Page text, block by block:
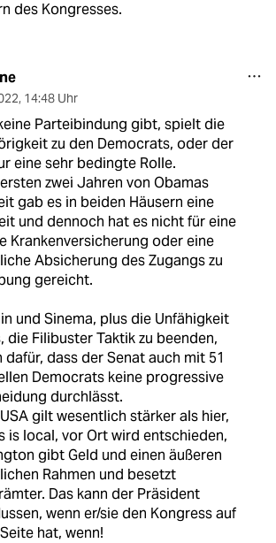
des Kongresses.
, 14:48 Uhr
Parteibindung gibt, spielt die
zu den Democrats, oder der
eine sehr bedingte Rolle.
zwei Jahren von Obamas
gab es in beiden Häusern eine
und dennoch hat es nicht für eine
Krankenversicherung oder eine
Absicherung des Zugangs zu
gereicht.
und Sinema, plus die Unfähigkeit
die Filibuster Taktik zu beenden,
dafür, dass der Senat auch mit 51
Democrats keine progressive
durchlässt.
gilt wesentlich stärker als hier,
is local, vor Ort wird entschieden,
gibt Geld und einen äußeren
Rahmen und besetzt
Das kann der Präsident
wenn er/sie den Kongress auf
hat, wenn!